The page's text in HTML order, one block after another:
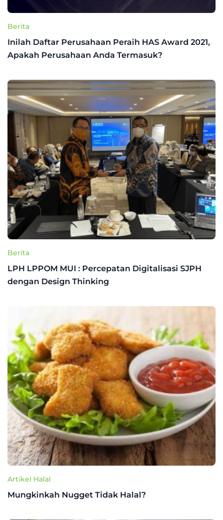
Berita
Inilah Daftar Perusahaan Peraih HAS Award 2021,
Apakah Perusahaan Anda Termasuk?
Berita
LPH LPPOM MUI : Percepatan Digitalisasi SJPH
dengan Design Thinking
Artikel Halal
Mungkinkah Nugget Tidak Halal?